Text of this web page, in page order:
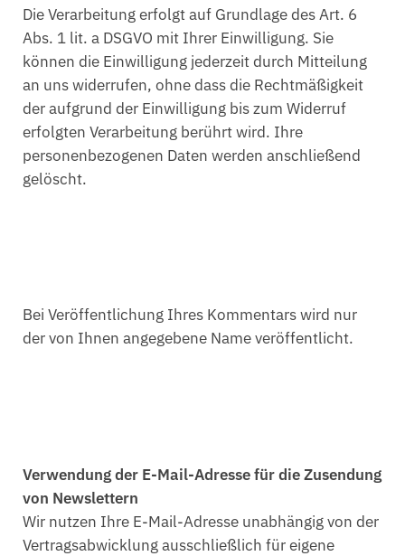
Die Verarbeitung erfolgt auf Grundlage des Art. 6
Abs. 1 lit. a DSGVO mit Ihrer Einwilligung. Sie
können die Einwilligung jederzeit durch Mitteilung
an uns widerrufen, ohne dass die Rechtmäßigkeit
der aufgrund der Einwilligung bis zum Widerruf
erfolgten Verarbeitung berührt wird. Ihre
personenbezogenen Daten werden anschließend
gelöscht.
Bei Veröffentlichung Ihres Kommentars wird nur
der von Ihnen angegebene Name veröffentlicht.
Verwendung der E-Mail-Adresse für die Zusendung
von Newslettern
Wir nutzen Ihre E-Mail-Adresse unabhängig von der
Vertragsabwicklung ausschließlich für eigene